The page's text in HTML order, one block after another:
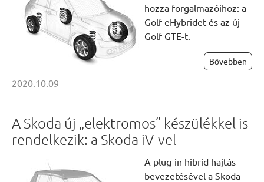
hozza forgalmazóihoz: a
Golf eHybridet és az új
Golf GTE-t.
Bővebben
2020.10.09
A Skoda új „elektromos” készülékkel is
rendelkezik: a Skoda iV-vel
A plug-in hibrid hajtás
bevezetésével a Skoda